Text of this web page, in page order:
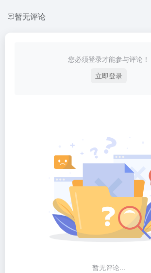
暂无评论
您必须登录才能参与评论！
立即登录
暂无评论...